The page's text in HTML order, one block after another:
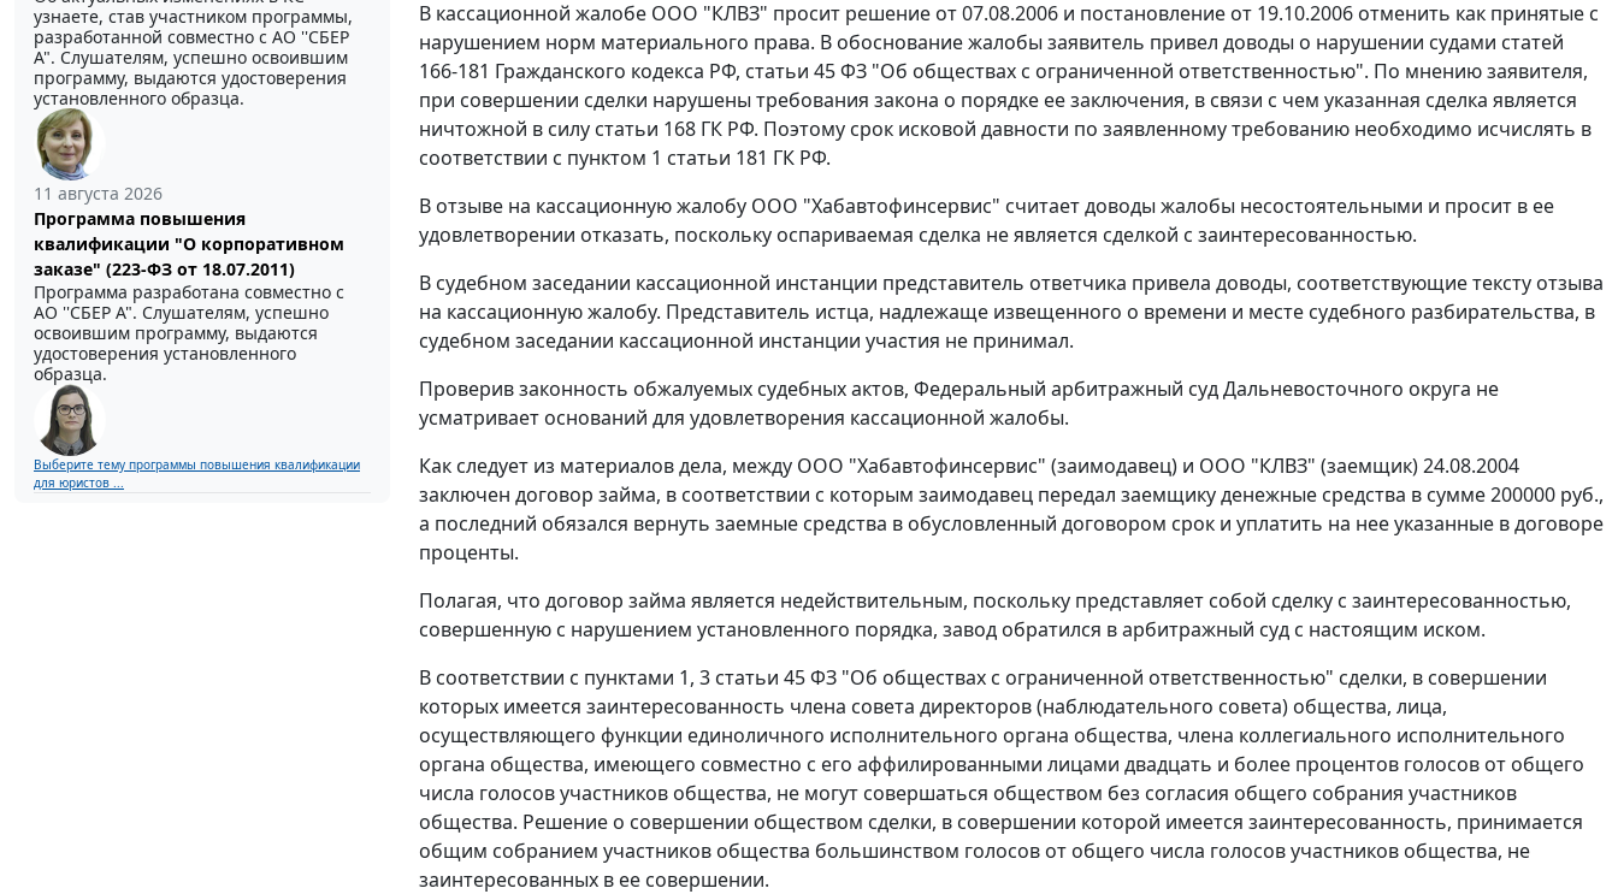
узнаете, став участником программы,
разработанной совместно с АО ''СБЕР
А". Слушателям, успешно освоившим
программу, выдаются удостоверения
установленного образца.
11 августа 2026
Программа повышения
квалификации "О корпоративном
заказе" (223-ФЗ от 18.07.2011)
Программа разработана совместно с
АО ''СБЕР А". Слушателям, успешно
освоившим программу, выдаются
удостоверения установленного
образца.
Выберите тему программы повышения квалификации
для юристов ...
В кассационной жалобе ООО "КЛВЗ" просит решение от 07.08.2006 и постановление от 19.10.2006 отменить как принятые с
нарушением норм материального права. В обоснование жалобы заявитель привел доводы о нарушении судами статей
166-181 Гражданского кодекса РФ, статьи 45ФЗ "Об обществах с ограниченной ответственностью". По мнению заявителя,
при совершении сделки нарушены требования закона о порядке ее заключения, в связи с чем указанная сделка является
ничтожной в силу статьи 168 ГК РФ. Поэтому срок исковой давности по заявленному требованию необходимо исчислять в
соответствии с пунктом 1 статьи 181 ГК РФ.
В отзыве на кассационную жалобу ООО "Хабавтофинсервис" считает доводы жалобы несостоятельными и просит в ее
удовлетворении отказать, поскольку оспариваемая сделка не является сделкой с заинтересованностью.
В судебном заседании кассационной инстанции представитель ответчика привела доводы, соответствующие тексту отзыва
на кассационную жалобу. Представитель истца, надлежаще извещенного о времени и месте судебного разбирательства, в
судебном заседании кассационной инстанции участия не принимал.
Проверив законность обжалуемых судебных актов, Федеральный арбитражный суд Дальневосточного округа не
усматривает оснований для удовлетворения кассационной жалобы.
Как следует из материалов дела, между ООО "Хабавтофинсервис" (заимодавец) и ООО "КЛВЗ" (заемщик) 24.08.2004
заключен договор займа, в соответствии с которым заимодавец передал заемщику денежные средства в сумме 200000 руб.,
а последний обязался вернуть заемные средства в обусловленный договором срок и уплатить на нее указанные в договоре
проценты.
Полагая, что договор займа является недействительным, поскольку представляет собой сделку с заинтересованностью,
совершенную с нарушением установленного порядка, завод обратился в арбитражный суд с настоящим иском.
В соответствии с пунктами 1, 3 статьи 45ФЗ "Об обществах с ограниченной ответственностью" сделки, в совершении
которых имеется заинтересованность члена совета директоров (наблюдательного совета) общества, лица,
осуществляющего функции единоличного исполнительного органа общества, члена коллегиального исполнительного
органа общества, имеющего совместно с его аффилированными лицами двадцать и более процентов голосов от общего
числа голосов участников общества, не могут совершаться обществом без согласия общего собрания участников
общества. Решение о совершении обществом сделки, в совершении которой имеется заинтересованность, принимается
общим собранием участников общества большинством голосов от общего числа голосов участников общества, не
заинтересованных в ее совершении.